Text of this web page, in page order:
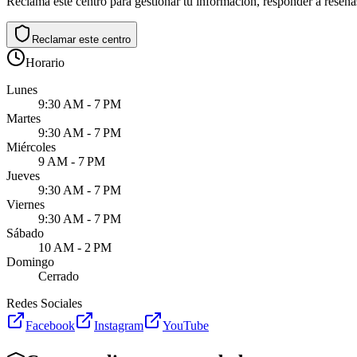
Reclamar este centro
Horario
Lunes
9:30 AM - 7 PM
Martes
9:30 AM - 7 PM
Miércoles
9 AM - 7 PM
Jueves
9:30 AM - 7 PM
Viernes
9:30 AM - 7 PM
Sábado
10 AM - 2 PM
Domingo
Cerrado
Redes Sociales
Facebook
Instagram YouTube